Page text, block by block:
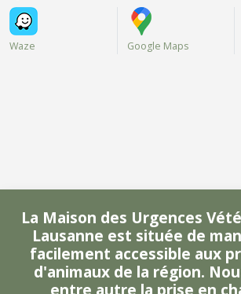
Waze Google Maps
La Maison des Urgences
Lausanne est située de
facilement accessible aux
d'animaux de la région.